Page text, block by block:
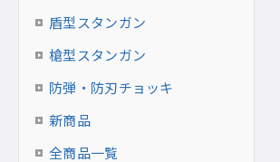
盾型スタンガン
槍型スタンガン
防弾・防刃チョッキ
新商品
全商品一覧